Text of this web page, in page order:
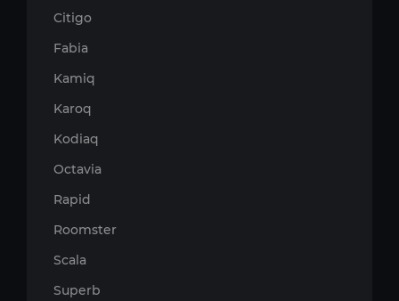
Citigo
Fabia
Kamiq
Karoq
Kodiaq
Octavia
Rapid
Roomster
Scala
Superb